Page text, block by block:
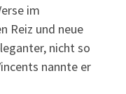
im
Reiz und neue
nicht so
nannte er